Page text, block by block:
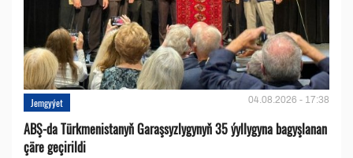
Jemgyýet 04.08.2026 - 17:38
ABŞ-da Türkmenistanyň Garaşsyzlygynyň 35 ýyllygyna bagyşlanan
çäre geçirildi